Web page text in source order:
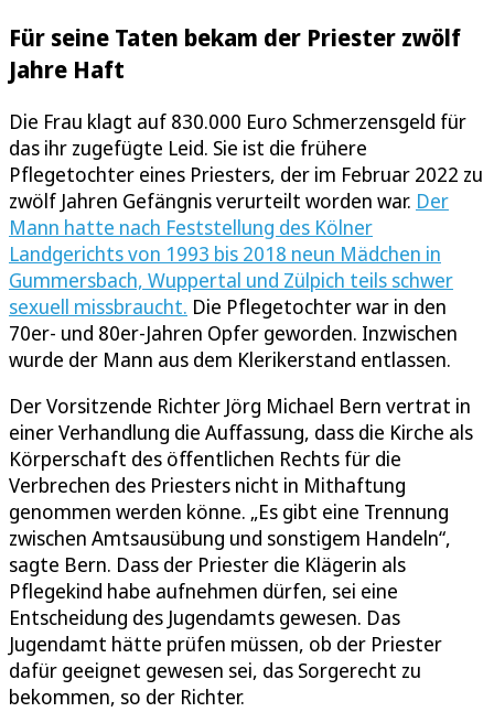
Für seine Taten bekam der Priester zwölf
Jahre Haft
Die Frau klagt auf 830.000 Euro Schmerzensgeld für
das ihr zugefügte Leid. Sie ist die frühere
Pflegetochter eines Priesters, der im Februar 2022 zu
zwölf Jahren Gefängnis verurteilt worden war. Der
Mann hatte nach Feststellung des Kölner
Landgerichts von 1993 bis 2018 neun Mädchen in
Gummersbach, Wuppertal und Zülpich teils schwer
sexuell missbraucht. Die Pflegetochter war in den
70er- und 80er-Jahren Opfer geworden. Inzwischen
wurde der Mann aus dem Klerikerstand entlassen.
Der Vorsitzende Richter Jörg Michael Bern vertrat in
einer Verhandlung die Auffassung, dass die Kirche als
Körperschaft des öffentlichen Rechts für die
Verbrechen des Priesters nicht in Mithaftung
genommen werden könne. „Es gibt eine Trennung
zwischen Amtsausübung und sonstigem Handeln“,
sagte Bern. Dass der Priester die Klägerin als
Pflegekind habe aufnehmen dürfen, sei eine
Entscheidung des Jugendamts gewesen. Das
Jugendamt hätte prüfen müssen, ob der Priester
dafür geeignet gewesen sei, das Sorgerecht zu
bekommen, so der Richter.